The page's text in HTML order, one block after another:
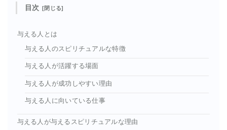
目次
与える人とは
与える人のスピリチュアルな特徴
与える人が活躍する場面
与える人が成功しやすい理由
与える人に向いている仕事
与える人が与えるスピリチュアルな理由